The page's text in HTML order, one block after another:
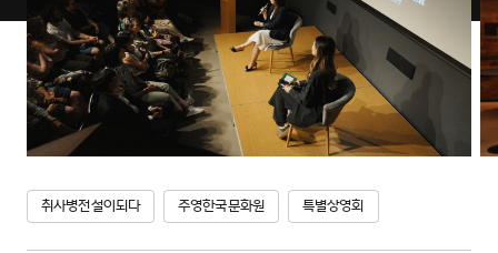
취사병전설이되다 주영한국문화원 특별상영회